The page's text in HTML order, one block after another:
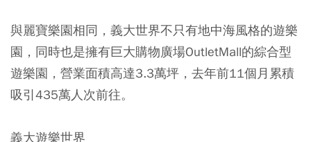
與麗寶樂園相同，義大世界不只有地中海風格的遊樂
園，同時也是擁有巨大購物廣場OutletMall的綜合型
遊樂園，營業面積高達3.3萬坪，去年前11個月累積
吸引435萬人次前往。
義大遊樂世界